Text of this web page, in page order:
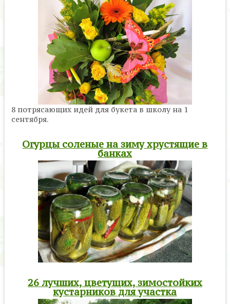
8 потрясающих идей для букета в школу на 1
сентября.
Огурцы соленые на зиму хрустящие в
банках
26 лучших, цветущих, зимостойких
кустарников для участка